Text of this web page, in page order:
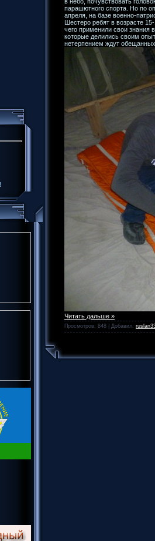
парашютного спорта. Но по
апреля, на базе военно-
Шестеро ребят в возрасте
чего применили свои знания
которые делились своим
нетерпением ждут
Читать дальше »
Просмотров: 848 | Добавил: